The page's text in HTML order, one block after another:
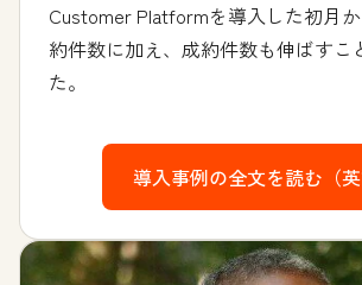
Customer Platformを導入した初月
約件数に加え、成約件数も伸ばすこ
た。
導入事例の全文を読む（英